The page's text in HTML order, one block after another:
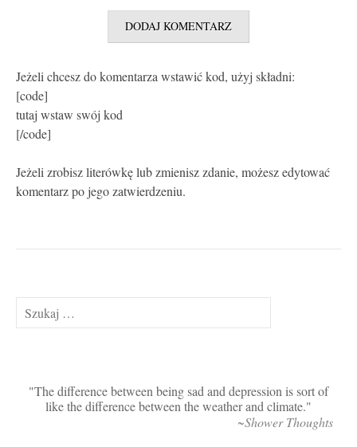
Jeżeli chcesz do komentarza wstawić kod, użyj składni:
[code]
tutaj wstaw swój kod
[/code]
Jeżeli zrobisz literówkę lub zmienisz zdanie, możesz edytować
komentarz po jego zatwierdzeniu.
Szukaj:
The difference between being sad and depression is sort of
like the difference between the weather and climate.
~Shower Thoughts